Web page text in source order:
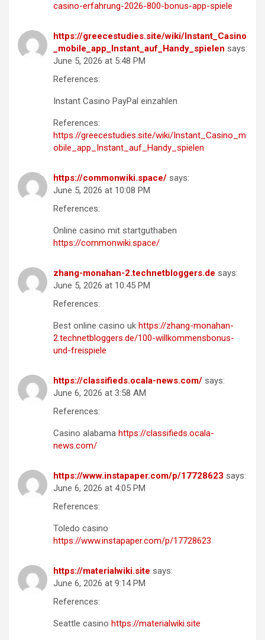
casino-erfahrung-2026-800-bonus-app-spiele
https://greecestudies.site/wiki/Instant_Casino
_mobile_app_Instant_auf_Handy_spielen says:
June 5, 2026 at 5:48 PM
References:
Instant Casino PayPal einzahlen
References:
https://greecestudies.site/wiki/Instant_Casino_m
obile_app_Instant_auf_Handy_spielen
https://commonwiki.space/ says:
June 5, 2026 at 10:08 PM
References:
Online casino mit startguthaben
https://commonwiki.space/
zhang-monahan-2.technetbloggers.de says:
June 5, 2026 at 10:45 PM
References:
Best online casino uk https://zhang-monahan-
2.technetbloggers.de/100-willkommensbonus-
und-freispiele
https://classifieds.ocala-news.com/ says:
June 6, 2026 at 3:58 AM
References:
Casino alabama https://classifieds.ocala-
news.com/
https://www.instapaper.com/p/17728623 says:
June 6, 2026 at 4:05 PM
References:
Toledo casino
https://www.instapaper.com/p/17728623
https://materialwiki.site says:
June 6, 2026 at 9:14 PM
References:
Seattle casino https://materialwiki.site